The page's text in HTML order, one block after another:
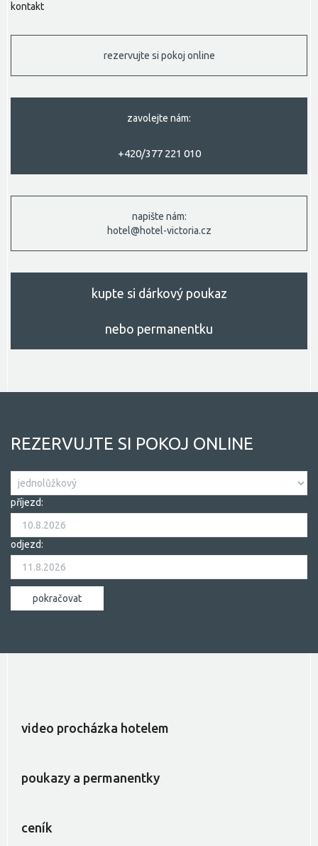
kontakt
rezervujte si pokoj online
zavolejte nám:
+420/377 221 010
napište nám:
hotel@hotel-victoria.cz
kupte si dárkový poukaz
nebo permanentku
REZERVUJTE SI POKOJ ONLINE
příjezd:
odjezd:
video procházka hotelem
poukazy a permanentky
ceník